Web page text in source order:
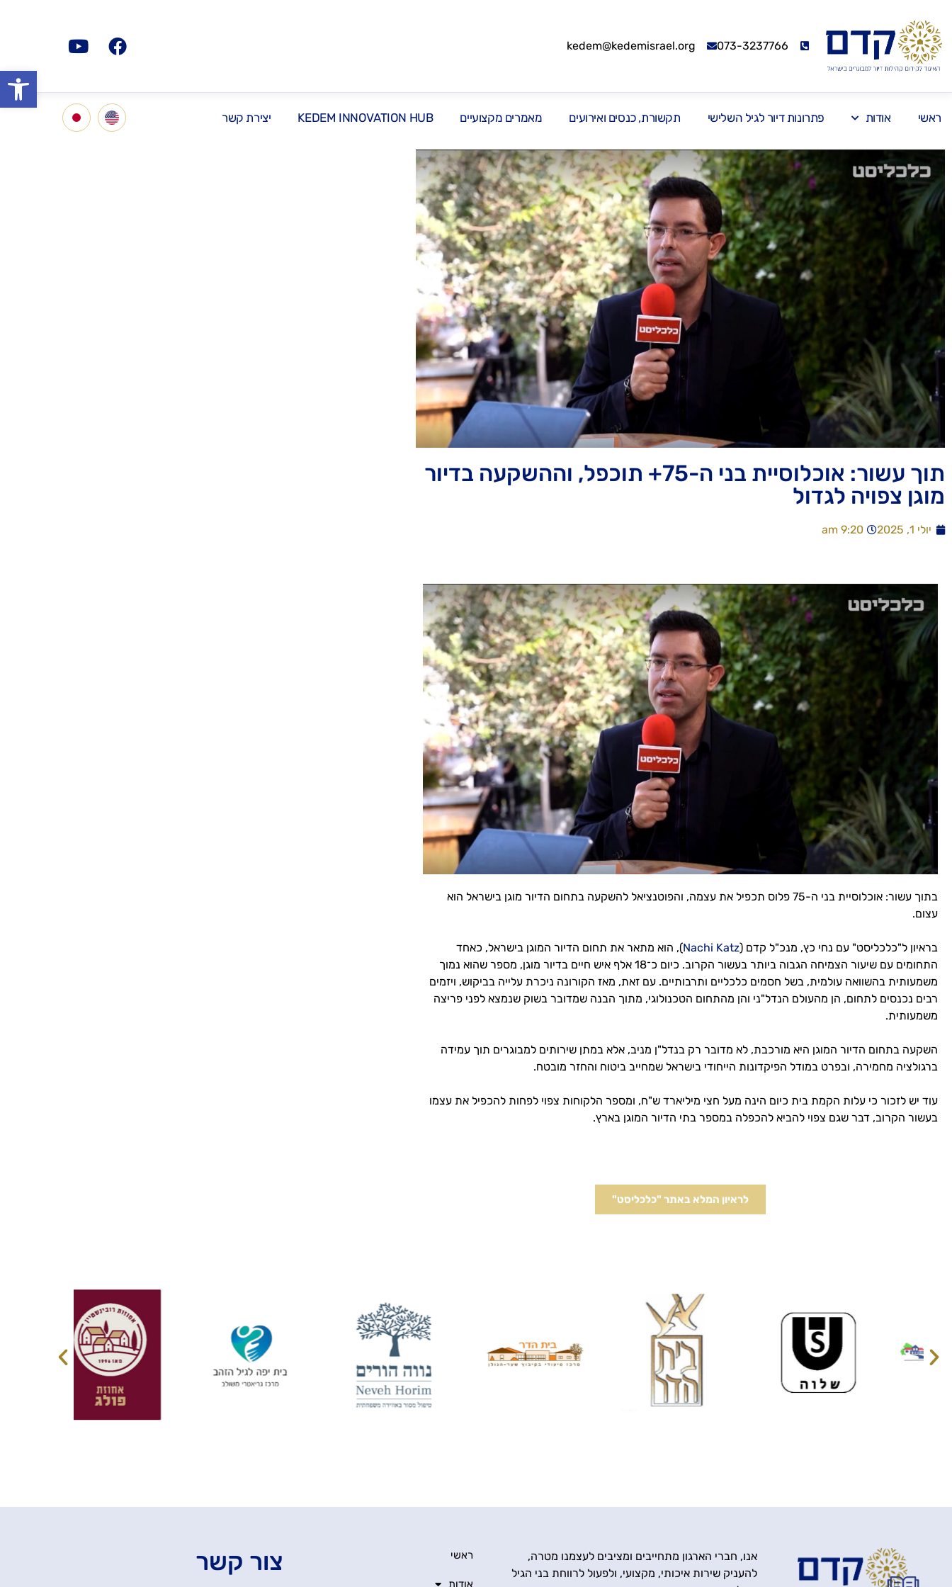
פתח
073-3237766
kedem@kedemisrael.org
ראשי אודות פתרונות דיור לגיל השלישי תקשורת, כנסים ואירועים מאמרים מקצועיים KEDEM INNOVATION HUB יצירת קשר
תוך עשור: אוכלוסיית בני ה-75+ תוכפל, וההשקעה בדיור
מוגן צפויה לגדול
יולי 1, 2025 9:20 am
בתוך עשור: אוכלוסיית בני ה-75 פלוס תכפיל את עצמה, והפוטנציאל להשקעה בתחום הדיור מוגן בישראל הוא
עצום.
בראיון ל"כלכליסט" עם נחי כץ, מנכ"ל קדם (Nachi Katz), הוא מתאר את תחום הדיור המוגן בישראל, כאחד
התחומים עם שיעור הצמיחה הגבוה ביותר בעשור הקרוב. כיום כ־18 אלף איש חיים בדיור מוגן, מספר שהוא נמוך
משמעותית בהשוואה עולמית, בשל חסמים כלכליים ותרבותיים. עם זאת, מאז הקורונה ניכרת עלייה בביקוש, ויזמים
רבים נכנסים לתחום, הן מהעולם הנדל"ני והן מהתחום הטכנולוגי, מתוך הבנה שמדובר בשוק שנמצא לפני פריצה
משמעותית.
השקעה בתחום הדיור המוגן היא מורכבת, לא מדובר רק בנדל"ן מניב, אלא במתן שירותים למבוגרים תוך עמידה
ברגולציה מחמירה, ובפרט במודל הפיקדונות הייחודי בישראל שמחייב ביטוח והחזר מובטח.
עוד יש לזכור כי עלות הקמת בית כיום הינה מעל חצי מיליארד ש"ח, ומספר הלקוחות צפוי לפחות להכפיל את עצמו
בעשור הקרוב, דבר שגם צפוי להביא להכפלה במספר בתי הדיור המוגן בארץ.
לראיון המלא באתר "כלכליסט"
אנו, חברי הארגון מתחייבים ומציבים לעצמנו מטרה,
להעניק שירות איכותי, מקצועי, ולפעול לרווחת בני הגיל
ראשי צור קשר